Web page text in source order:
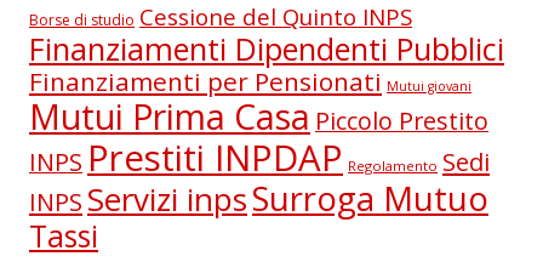
v
Borse di studio Cessione del Quinto INPS
Finanziamenti Dipendenti Pubblici
Finanziamenti per Pensionati Mutui giovani
Mutui Prima Casa Piccolo Prestito
INPS Prestiti INPDAP Regolamento Sedi
INPS Servizi inpsSurroga Mutuo
Tassi